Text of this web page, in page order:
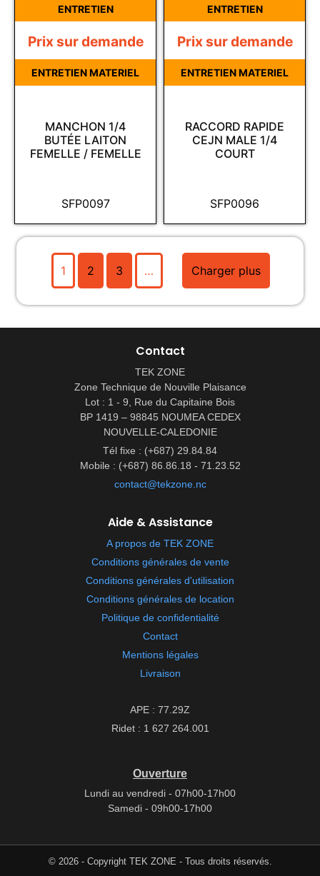
ENTRETIEN
SFP0097
MANCHON 1/4
BUTÉE LAITON
FEMELLE / FEMELLE
Prix sur demande
ENTRETIEN MATERIEL
ENTRETIEN
SFP0096
RACCORD RAPIDE
CEJN MALE 1/4
COURT
Prix sur demande
ENTRETIEN MATERIEL
1 2 3 … Charger plus
Contact
TEK ZONE
Zone Technique de Nouville Plaisance
Lot : 1 - 9, Rue du Capitaine Bois
BP 1419 – 98845 NOUMEA CEDEX
NOUVELLE-CALEDONIE
Tél fixe : (+687) 29.84.84
Mobile : (+687) 86.86.18 - 71.23.52
contact@tekzone.nc
Aide & Assistance
A propos de TEK ZONE
Conditions générales de vente
Conditions générales d'utilisation
Conditions générales de location
Politique de confidentialité
Contact
Mentions légales
Livraison
APE : 77.29Z
Ridet : 1 627 264.001
Ouverture
Lundi au vendredi - 07h00-17h00
Samedi - 09h00-17h00
© 2026 - Copyright TEK ZONE - Tous droits réservés.